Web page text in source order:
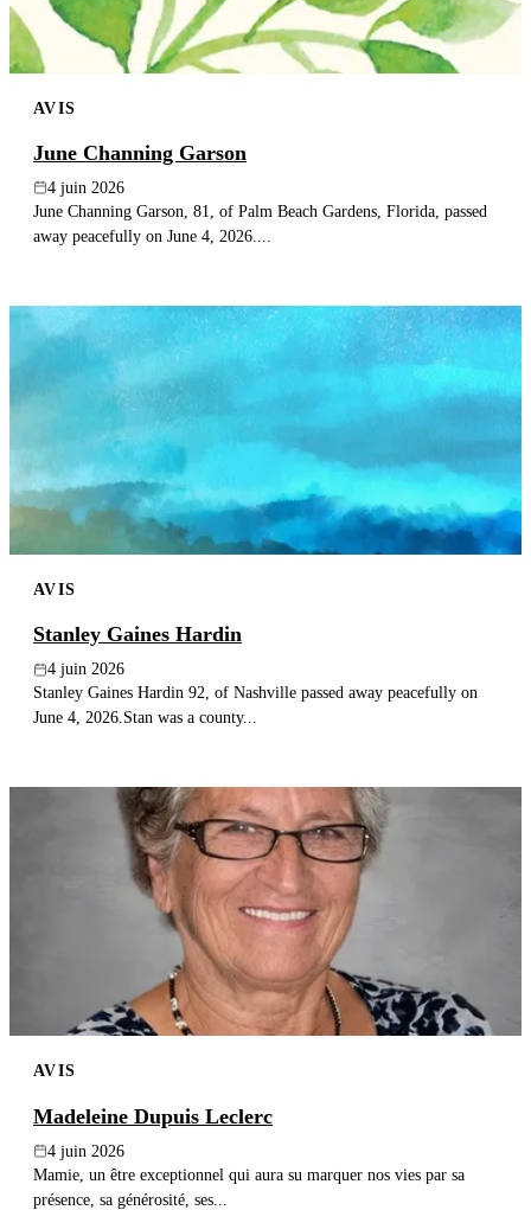
AVIS
June Channing Garson
4 juin 2026
June Channing Garson, 81, of Palm Beach Gardens, Florida, passed
away peacefully on June 4, 2026....
AVIS
Stanley Gaines Hardin
4 juin 2026
Stanley Gaines Hardin 92, of Nashville passed away peacefully on
June 4, 2026.Stan was a county...
AVIS
Madeleine Dupuis Leclerc
4 juin 2026
Mamie, un être exceptionnel qui aura su marquer nos vies par sa
présence, sa générosité, ses...